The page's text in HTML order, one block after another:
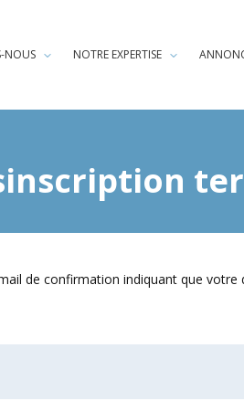
NOUS NOTRE EXPERTISE
de confirmation indiquant que votre